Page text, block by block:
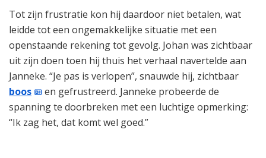
Tot zijn frustratie kon hij daardoor niet betalen, wat
leidde tot een ongemakkelijke situatie met een
openstaande rekening tot gevolg. Johan was zichtbaar
uit zijn doen toen hij thuis het verhaal navertelde aan
Janneke. “Je pas is verlopen”, snauwde hij, zichtbaar
boos
en gefrustreerd. Janneke probeerde de
spanning te doorbreken met een luchtige opmerking:
“Ik zag het, dat komt wel goed.”